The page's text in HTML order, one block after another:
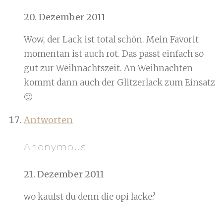
20. Dezember 2011
Wow, der Lack ist total schön. Mein Favorit
momentan ist auch rot. Das passt einfach so
gut zur Weihnachtszeit. An Weihnachten
kommt dann auch der Glitzerlack zum Einsatz
🙂
Antworten
Anonymous
21. Dezember 2011
wo kaufst du denn die opi lacke?